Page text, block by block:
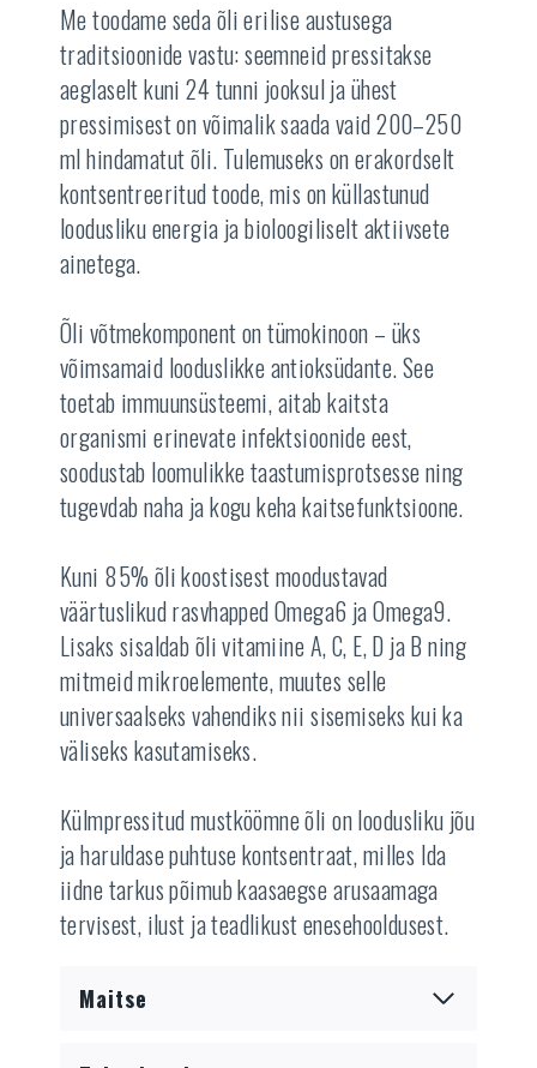
Me toodame seda õli erilise austusega
traditsioonide vastu: seemneid pressitakse
aeglaselt kuni 24 tunni jooksul ja ühest
pressimisest on võimalik saada vaid 200–250
ml hindamatut õli. Tulemuseks on erakordselt
kontsentreeritud toode, mis on küllastunud
loodusliku energia ja bioloogiliselt aktiivsete
ainetega.
Õli võtmekomponent on tümokinoon – üks
võimsamaid looduslikke antioksüdante. See
toetab immuunsüsteemi, aitab kaitsta
organismi erinevate infektsioonide eest,
soodustab loomulikke taastumisprotsesse ning
tugevdab naha ja kogu keha kaitsefunktsioone.
Kuni 85% õli koostisest moodustavad
väärtuslikud rasvhapped Omega6 ja Omega9.
Lisaks sisaldab õli vitamiine A, C, E, D ja B ning
mitmeid mikroelemente, muutes selle
universaalseks vahendiks nii sisemiseks kui ka
väliseks kasutamiseks.
Külmpressitud mustköömne õli on loodusliku jõu
ja haruldase puhtuse kontsentraat, milles Ida
iidne tarkus põimub kaasaegse arusaamaga
tervisest, ilust ja teadlikust enesehooldusest.
Maitse